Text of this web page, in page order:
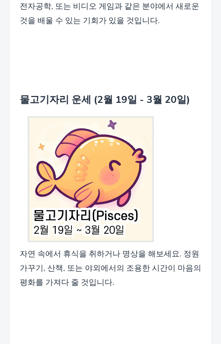
전자공학, 또는 비디오 게임과 같은 분야에서 새로운
것을 배울 수 있는 기회가 있을 것입니다.
물고기자리 운세 (2월 19일 - 3월 20일)
자연 속에서 휴식을 취하거나 명상을 해보세요. 정원
가꾸기, 산책, 또는 야외에서의 조용한 시간이 마음의
평화를 가져다 줄 것입니다.